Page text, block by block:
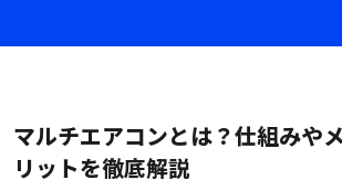
マルチエアコンとは？仕組みや
リットを徹底解説